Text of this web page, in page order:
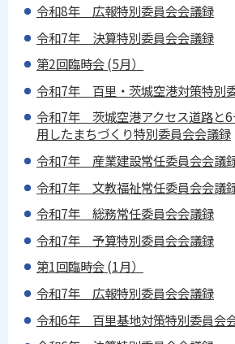
令和8年 広報特別委員会会議録
令和7年 決算特別委員会会議録
第2回臨時会 (5月）
令和7年 百里・茨城空港対策特別
令和7年 茨城空港アクセス道路と6
用したまちづくり特別委員会会議録
令和7年 産業建設常任委員会会議
令和7年 文教福祉常任委員会会議
令和7年 総務常任委員会会議録
令和7年 予算特別委員会会議録
第1回臨時会 (1月）
令和7年 広報特別委員会会議録
令和6年 百里基地対策特別委員会